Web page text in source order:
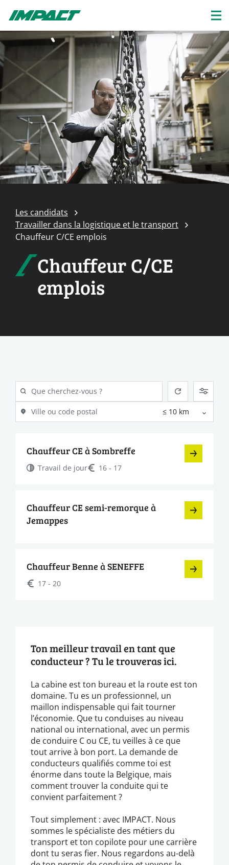
Les candidats
Travailler dans la logistique et le transport
Chauffeur C/CE emplois
Chauffeur C/CE
emplois
Chauffeur CE à Sombreffe
Travail de jour 16 - 17
Chauffeur CE semi-remorque à
Jemappes
Chauffeur Benne à SENEFFE
17 - 20
Ton meilleur travail en tant que
conducteur ? Tu le trouveras ici.
La cabine est ton bureau et la route est ton
domaine. Tu es un professionnel, un
maillon indispensable qui fait tourner
l’économie. Que tu conduises au niveau
national ou international, avec un permis
de conduire C ou CE, tu veilles à ce que
tout arrive à bon port. La demande de
conducteurs qualifiés comme toi est
énorme dans toute la Belgique, mais
comment trouver la conduite qui te
convient parfaitement ?
Tout simplement : avec IMPACT. Nous
sommes le spécialiste des métiers du
transport et ton copilote pour une carrière
dont tu seras fier. Nous regardons au-delà